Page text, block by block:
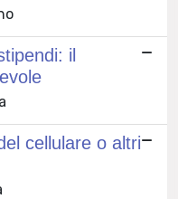
il
cellulare o altri